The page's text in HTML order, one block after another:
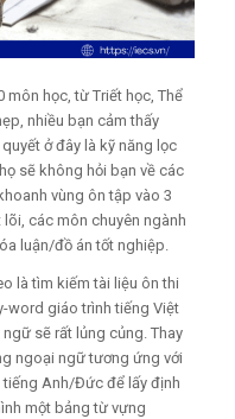
môn học, từ Triết học, Thể
nhiều bạn cảm thấy
ở đây là kỹ năng lọc
sẽ không hỏi bạn về các
vùng ôn tập vào 3
các môn chuyên ngành
luận/đồ án tốt nghiệp.
là tìm kiếm tài liệu ôn thi
word giáo trình tiếng Việt
sẽ rất lủng củng. Thay
ngoại ngữ tương ứng với
Anh/Đức để lấy định
một bảng từ vựng